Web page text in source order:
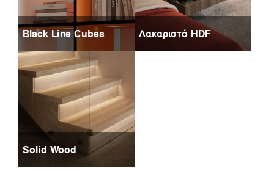
Black Line Cubes Λακαριστό HDF
Solid Wood